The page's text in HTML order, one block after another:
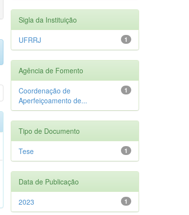
Sigla da Instituição
1
UFRRJ
Agência de Fomento
1
Coordenação de
Aperfeiçoamento de...
Tipo de Documento
1
Tese
Data de Publicação
1
2023